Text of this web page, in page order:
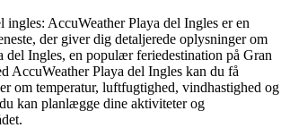
ingles: AccuWeather Playa del Ingles er en
der giver dig detaljerede oplysninger om
del Ingles, en populær feriedestination på Gran
AccuWeather Playa del Ingles kan du få
om temperatur, luftfugtighed, vindhastighed og
kan planlægge dine aktiviteter og